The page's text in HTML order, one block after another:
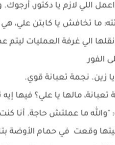
اللي لازم يا دكتور،
ما تخافش يا كابتن علي، هي
الي غرفة العمليات
الفور
زين. نجمة تعبانة قوي.
تعبانة، مالها يا علي؟ فيها
ما عملتش حاجة. أنا
وقعت في حمام الأوضة